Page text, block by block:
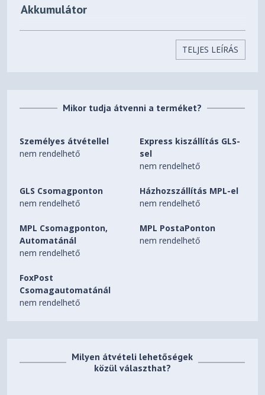
Akkumulátor
Technológia
Li-ion
Fizikai jellemzők
Szélesség (max.)
400,7 mm
Magasság (max.)
19,9 mm
Nettó súly
2,08 kg
Hangszóró
Mikrofon
Egyéb adatok
Billentyűzet
Numerikus billentyűzet
Igen
TELJES LEÍRÁS
Mikor tudja átvenni a terméket?
Személyes átvétellel
nem rendelhető
Express kiszállítás GLS-
sel
nem rendelhető
GLS Csomagponton
nem rendelhető
Házhozszállítás MPL-el
nem rendelhető
MPL Csomagponton,
Automatánál
nem rendelhető
MPL PostaPonton
nem rendelhető
FoxPost
Csomagautomatánál
nem rendelhető
Milyen átvételi lehetőségek
közül választhat?